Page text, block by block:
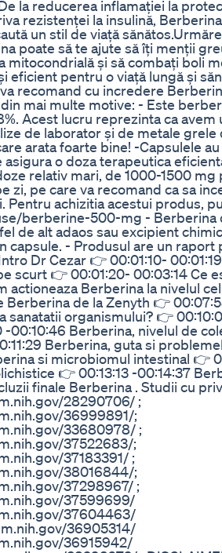
la reducerea inflamației la
rezistenței la insulină,
un stil de viață
poate să te ajute să îți menții
mitocondrială și să combați boli
eficient pentru o viață lungă și
recomand cu incredere
mai multe motive: - Este
Acest lucru reprezinta ca
de laborator și de metale grele
arata foarte bine! -Capsulele
asigura o doza terapeutica
relativ mari, de 1000-1500 mg
zi, pe care va recomand ca sa
Pentru achizitia acestui produs,
berberine-500-mg - Berberina
de alt adaos sau excipient
capsule. - Produsul are un
Dr Cezar 👉 00:01:10-
scurt 👉 00:01:20- 00:03:14 Ce
actioneaza Berberina la nivelul
Berberina de la Zenyth 👉
sanatatii organismului? 👉
00:10:46 Berberina, nivelul de
Berberina, guta si
si microbiomul intestinal 👉
👉 00:13:13 -00:14:37
finale Berberina . Studii cu
28290706/ ;
36999891/;
33680978/ ;
37522683/;
37183391/ ;
38016844/;
37298967/ ;
37599699/
37604463/
36905314/
36915942/